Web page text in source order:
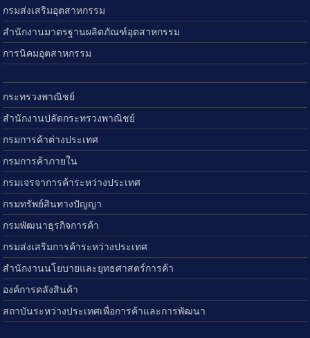
กรมส่งเสริมอุตสาหกรรม
สำนักงานมาตรฐานผลิตภัณฑ์อุตสาหกรรม
การนิคมอุตสาหกรรม
กระทรวงพาณิชย์
สำนักงานปลัดกระทรวงพาณิชย์
กรมการค้าต่างประเทศ
กรมการค้าภายใน
กรมเจรจาการค้าระหว่างประเทศ
กรมทรัพย์สินทางปัญญา
กรมพัฒนาธุรกิจการค้า
กรมส่งเสริมการค้าระหว่างประเทศ
สำนักงานนโยบายและยุทธศาสตร์การค้า
องค์การคลังสินค้า
สถาบันระหว่างประเทศเพื่อการค้าและการพัฒนา